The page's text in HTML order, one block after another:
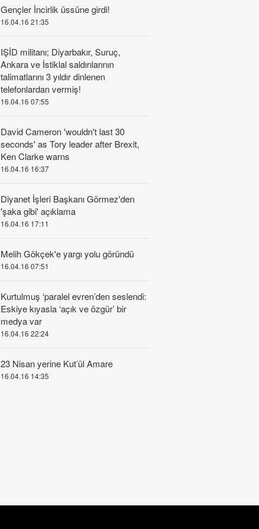
Gençler İncirlik üssüne girdi!
16.04.16 21:35
IŞİD militanı; Diyarbakır, Suruç,
Ankara ve İstiklal saldırılarının
talimatlarını 3 yıldır dinlenen
telefonlardan vermiş!
16.04.16 07:55
David Cameron 'wouldn't last 30
seconds' as Tory leader after Brexit,
Ken Clarke warns
16.04.16 16:37
Diyanet İşleri Başkanı Görmez'den
'şaka gibi' açıklama
16.04.16 17:11
Melih Gökçek'e yargı yolu göründü
16.04.16 07:51
Kurtulmuş ‘paralel evren’den seslendi:
Eskiye kıyasla ‘açık ve özgür’ bir
medya var
16.04.16 22:24
23 Nisan yerine Kut’ül Amare
16.04.16 14:35